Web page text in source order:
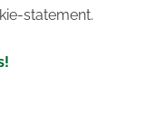
statement.